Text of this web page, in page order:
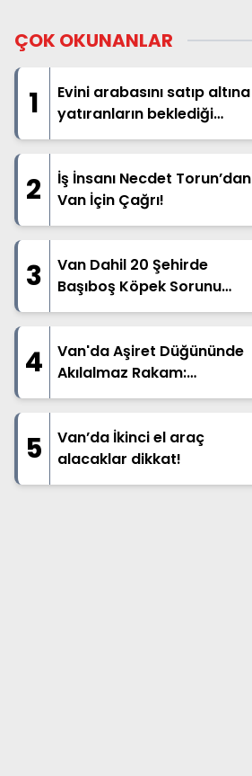
ÇOK OKUNANLAR
1
Evini arabasını satıp altına
yatıranların beklediği
haber geldi
2
İş İnsanı Necdet Torun’dan
Van İçin Çağrı!
3
Van Dahil 20 Şehirde
Başıboş Köpek Sorunu
Çözüldü!
4
Van'da Aşiret Düğününde
Akılalmaz Rakam:
Bavullarla Taşıdılar!
5
Van’da İkinci el araç
alacaklar dikkat!